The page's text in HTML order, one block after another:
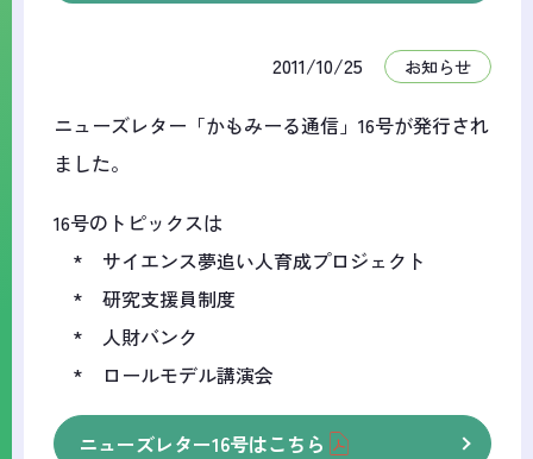
2011/10/25 お知らせ
ニューズレター「かもみーる通信」16号が発行され
ました。
16号のトピックスは
* サイエンス夢追い人育成プロジェクト
* 研究支援員制度
* 人財バンク
* ロールモデル講演会
ニューズレター16号はこちら